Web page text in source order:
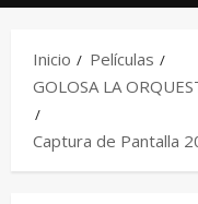
Inicio
Películas
GOLOSA LA
Captura de Pantalla